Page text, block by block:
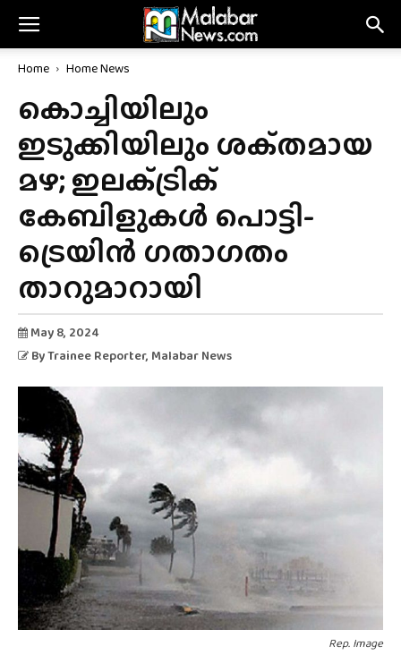
Home Home News
കൊച്ചിയിലും
ഇടുക്കിയിലും ശക്‌തമായ
മഴ; ഇലക്‌ട്രിക്‌
കേബിളുകൾ പൊട്ടി-
ട്രെയിൻ ഗതാഗതം
താറുമാറായി
May 8, 2024
ByTrainee Reporter, Malabar News
Rep. Image